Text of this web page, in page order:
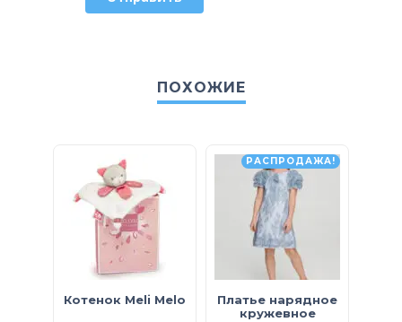
ПОХОЖИЕ
Котенок Meli Melo
РАСПРОДАЖА!
Платье нарядное
кружевное